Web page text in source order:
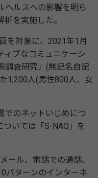
ヘルスへの影響を明ら
を実施した。
を対象に、2021年1月
ィブなコミュニケーシ
調査研究」(無記名自記
1,200人(男性800人、女
のネットいじめにつ
いては「S-NAQ」を
ール、電話での通話、
パターンのインターネ